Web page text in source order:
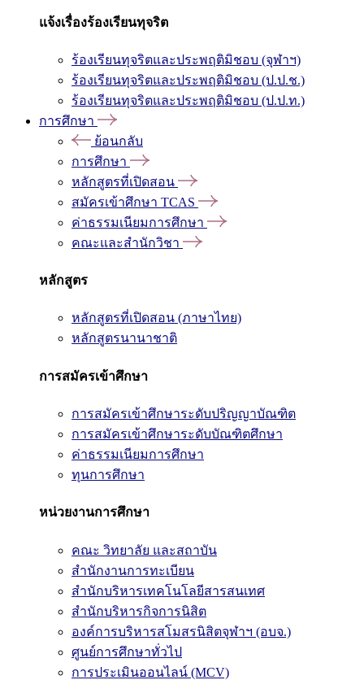
แจ้งเรื่องร้องเรียนทุจริต
ร้องเรียนทุจริตและประพฤติมิชอบ (จุฬาฯ)
ร้องเรียนทุจริตและประพฤติมิชอบ (ป.ป.ช.)
ร้องเรียนทุจริตและประพฤติมิชอบ (ป.ป.ท.)
การศึกษา
ย้อนกลับ
การศึกษา
หลักสูตรที่เปิดสอน
สมัครเข้าศึกษา TCAS
ค่าธรรมเนียมการศึกษา
คณะและสำนักวิชา
หลักสูตร
หลักสูตรที่เปิดสอน (ภาษาไทย)
หลักสูตรนานาชาติ
การสมัครเข้าศึกษา
การสมัครเข้าศึกษาระดับปริญญาบัณฑิต
การสมัครเข้าศึกษาระดับบัณฑิตศึกษา
ค่าธรรมเนียมการศึกษา
ทุนการศึกษา
หน่วยงานการศึกษา
คณะ วิทยาลัย และสถาบัน
สำนักงานการทะเบียน
สำนักบริหารเทคโนโลยีสารสนเทศ
สำนักบริหารกิจการนิสิต
องค์การบริหารสโมสรนิสิตจุฬาฯ (อบจ.)
ศูนย์การศึกษาทั่วไป
การประเมินออนไลน์ (MCV)